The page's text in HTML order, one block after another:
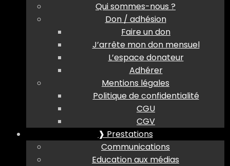
Qui sommes-nous ?
Don / adhésion
Faire un don
J’arrête mon don mensuel
L’espace donateur
Adhérer
Mentions légales
Politique de confidentialité
CGU
CGV
❱ Prestations
Communications
Education aux médias